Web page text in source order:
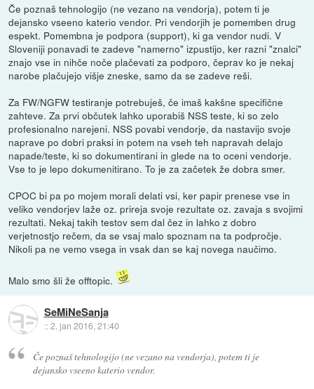
Če poznaš tehnologijo (ne vezano na vendorja), potem ti je
dejansko vseeno katerio vendor. Pri vendorjih je pomemben drug
espekt. Pomembna je podpora (support), ki ga vendor nudi. V
Sloveniji ponavadi te zadeve "namerno" izpustijo, ker razni "znalci"
znajo vse in nihče noče plačevati za podporo, čeprav ko je nekaj
narobe plačujejo višje zneske, samo da se zadeve reši.
Za FW/NGFW testiranje potrebuješ, če imaš kakšne specifične
zahteve. Za prvi občutek lahko uporabiš NSS teste, ki so zelo
profesionalno narejeni. NSS povabi vendorje, da nastavijo svoje
naprave po dobri praksi in potem na vseh teh napravah delajo
napade/teste, ki so dokumentirani in glede na to oceni vendorje.
Vse to je lepo dokumenitirano. To je za začetek že dobra smer.
CPOC bi pa po mojem morali delati vsi, ker papir prenese vse in
veliko vendorjev laže oz. prireja svoje rezultate oz. zavaja s svojimi
rezultati. Nekaj takih testov sem dal čez in lahko z dobro
verjetnostjo rečem, da se vsaj malo spoznam na ta podpročje.
Nikoli pa ne vemo vsega in vsak dan se kaj novega naučimo.
Malo smo šli že offtopic.
SeMiNeSanja
::2. jan 2016, 21:40
Če poznaš tehnologijo (ne vezano na vendorja), potem ti je
dejansko vseeno katerio vendor.